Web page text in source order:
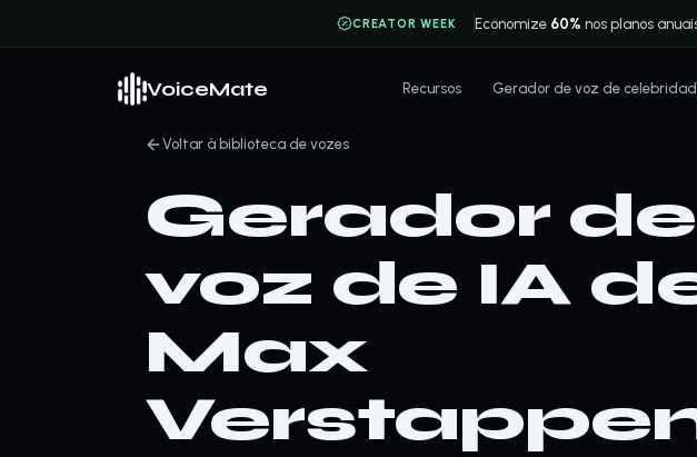
CREATOR WEEK Economize 60% nos planos
VoiceMate Recursos Gerador de voz de
Voltar à biblioteca de vozes
Gerador de
voz de IA
Max